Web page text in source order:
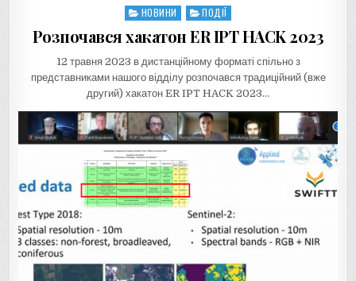
Posted
НОВИНИ ПОДІЇ
Розпочався хакатон ER IPT HACK 2023
12 травня 2023 в дистанційному форматі спільно з
представниками нашого відділу розпочався традиційний (вже
другий) хакатон ER IPT HACK 2023…